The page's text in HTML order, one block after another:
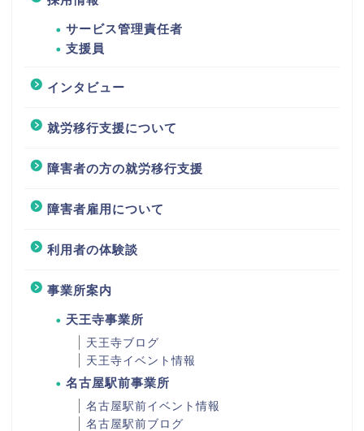
サービス管理責任者
支援員
インタビュー
就労移行支援について
障害者の方の就労移行支援
障害者雇用について
利用者の体験談
事業所案内
天王寺事業所
天王寺ブログ
天王寺イベント情報
名古屋駅前事業所
名古屋駅前イベント情報
名古屋駅前ブログ